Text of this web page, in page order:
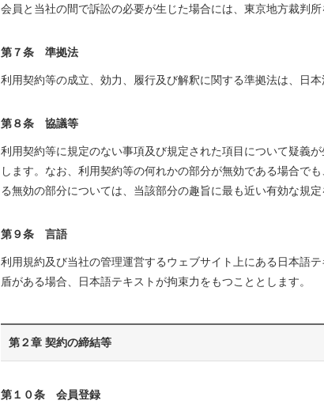
会員と当社の間で訴訟の必要が生じた場合には、東京地方裁判
第７条 準拠法
利用契約等の成立、効力、履行及び解釈に関する準拠法は、日本
第８条 協議等
利用契約等に規定のない事項及び規定された項目について疑義
します。なお、利用契約等の何れかの部分が無効である場合で
る無効の部分については、当該部分の趣旨に最も近い有効な規
第９条 言語
利用規約及び当社の管理運営するウェブサイト上にある日本語
盾がある場合、日本語テキストが拘束力をもつこととします。
第２章 契約の締結等
第１０条 会員登録